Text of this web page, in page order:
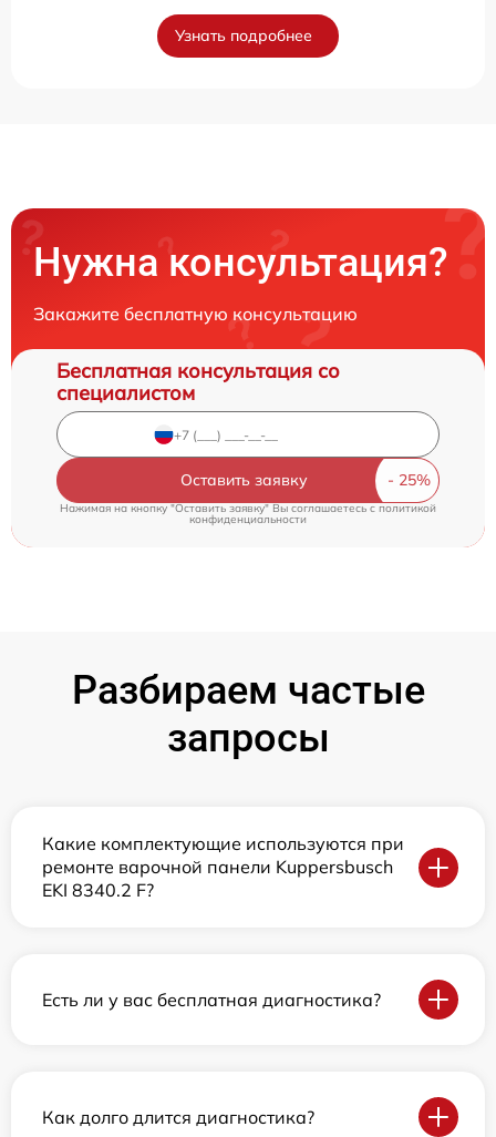
Узнать подробнее
Нужна консультация?
Закажите бесплатную консультацию
Бесплатная консультация со
специалистом
Оставить заявку
Нажимая на кнопку "Оставить заявку" Вы соглашаетесь c политикой
конфиденциальности
Разбираем частые
запросы
Какие комплектующие используются при
ремонте варочной панели Kuppersbusch
EKI 8340.2 F?
Есть ли у вас бесплатная диагностика?
Как долго длится диагностика?